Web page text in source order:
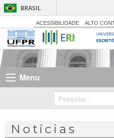
BRASIL
ACESSIBILIDADE ALTO
Menu
Notícias